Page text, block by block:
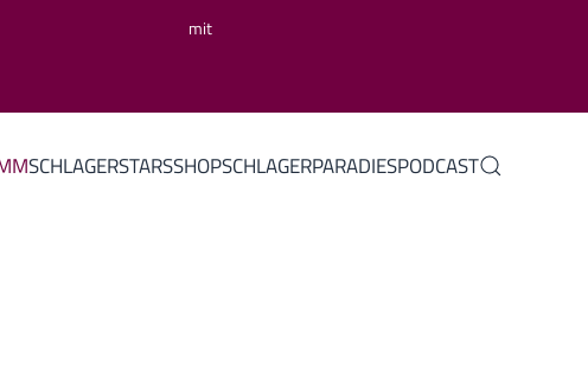
mit
SCHLAGERSTARSSHOPSCHLAGERPARADIESPODCAST